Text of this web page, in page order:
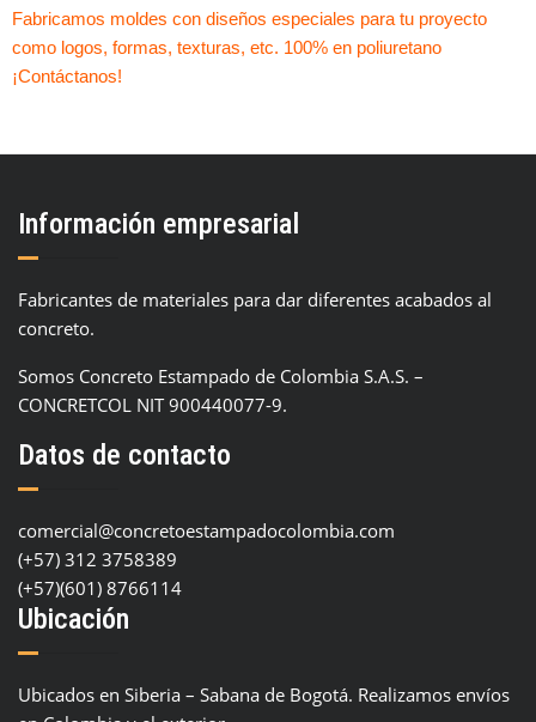
Fabricamos moldes con diseños especiales para tu proyecto
como logos, formas, texturas, etc. 100% en poliuretano
¡Contáctanos!
Información empresarial
Fabricantes de materiales para dar diferentes acabados al
concreto.
Somos Concreto Estampado de Colombia S.A.S. –
CONCRETCOL NIT 900440077-9.
Datos de contacto
comercial@concretoestampadocolombia.com
(+57) 312 3758389
(+57)(601) 8766114
Ubicación
Ubicados en Siberia – Sabana de Bogotá. Realizamos envíos